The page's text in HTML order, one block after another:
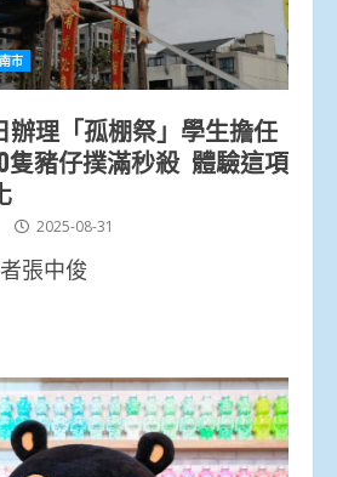
市
辦理「孤棚祭」學生擔任
隻豬仔撲滿秒殺 體驗這項
2025-08-31
張中俊